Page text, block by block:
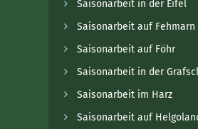
Saisonarbeit in der Eifel
Saisonarbeit auf Fehmarn
Saisonarbeit auf Föhr
Saisonarbeit in der
Saisonarbeit im Harz
Saisonarbeit auf